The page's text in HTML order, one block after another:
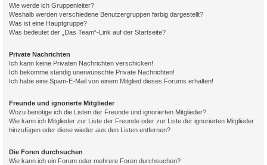
Wie werde ich Gruppenleiter?
Weshalb werden verschiedene Benutzergruppen farbig dargestellt?
Was ist eine Hauptgruppe?
Was bedeutet der „Das Team“-Link auf der Startseite?
Private Nachrichten
Ich kann keine Privaten Nachrichten verschicken!
Ich bekomme ständig unerwünschte Private Nachrichten!
Ich habe eine Spam-E-Mail von einem Mitglied dieses Forums erhalten!
Freunde und ignorierte Mitglieder
Wozu benötige ich die Listen der Freunde und ignorierten Mitglieder?
Wie kann ich Mitglieder zur Liste der Freunde oder zur Liste der ignorierten Mitglieder
hinzufügen oder diese wieder aus den Listen entfernen?
Die Foren durchsuchen
Wie kann ich ein Forum oder mehrere Foren durchsuchen?